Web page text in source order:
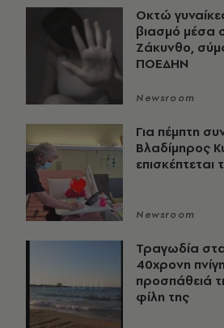
Οκτώ
βιασμό μέσα
Ζάκυνθο,
ΠΟΕΔΗΝ
Newsroom
Για πέμπτη
Βλαδίμηρος
Newsroom
Τραγωδία
40χρονη
προσπάθειά
φίλη της